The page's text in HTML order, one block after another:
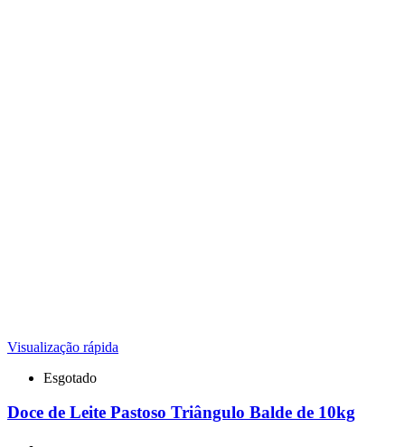
Visualização rápida
Esgotado
Doce de Leite Pastoso Triângulo Balde de 10kg